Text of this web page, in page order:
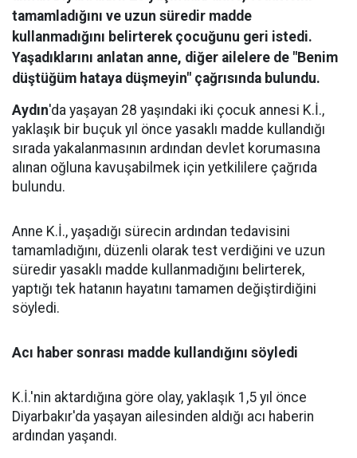
tamamladığını ve uzun süredir madde
kullanmadığını belirterek çocuğunu geri istedi.
Yaşadıklarını anlatan anne, diğer ailelere de "Benim
düştüğüm hataya düşmeyin" çağrısında bulundu.
Aydın'da yaşayan 28 yaşındaki iki çocuk annesi K.İ.,
yaklaşık bir buçuk yıl önce yasaklı madde kullandığı
sırada yakalanmasının ardından devlet korumasına
alınan oğluna kavuşabilmek için yetkililere çağrıda
bulundu.
Anne K.İ., yaşadığı sürecin ardından tedavisini
tamamladığını, düzenli olarak test verdiğini ve uzun
süredir yasaklı madde kullanmadığını belirterek,
yaptığı tek hatanın hayatını tamamen değiştirdiğini
söyledi.
Acı haber sonrası madde kullandığını söyledi
K.İ.'nin aktardığına göre olay, yaklaşık 1,5 yıl önce
Diyarbakır'da yaşayan ailesinden aldığı acı haberin
ardından yaşandı.